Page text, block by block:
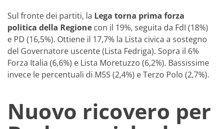
Sul fronte dei partiti, la Lega torna prima forza
politica della Regione con il 19%, seguita da FdI (18%)
e PD (16,5%). Ottiene il 17,7% la Lista civica a sostegno
del Governatore uscente (Lista Fedriga). Sopra il 6%
Forza Italia (6,6%) e Lista Moretuzzo (6,2%). Bassissime
invece le percentuali di M5S (2,4%) e Terzo Polo (2,7%).
Nuovo ricovero per